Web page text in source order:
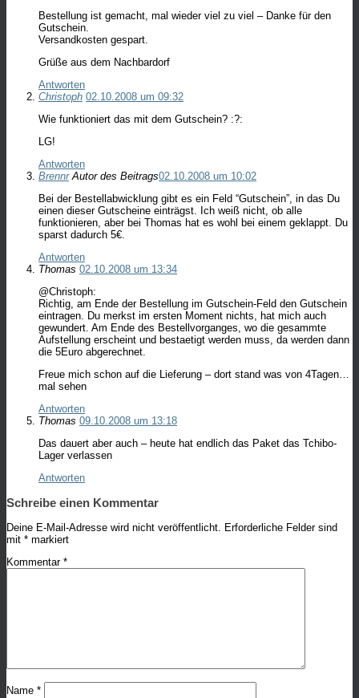
Bestellung ist gemacht, mal wieder viel zu viel – Danke für den
Gutschein.
Versandkosten gespart.
Grüße aus dem Nachbardorf
Antworten
Christoph 02.10.2008 um 09:32
Wie funktioniert das mit dem Gutschein? :?:
LG!
Antworten
Brennr Autor des Beitrags02.10.2008 um 10:02
Bei der Bestellabwicklung gibt es ein Feld “Gutschein”, in das Du
einen dieser Gutscheine einträgst. Ich weiß nicht, ob alle
funktionieren, aber bei Thomas hat es wohl bei einem geklappt. Du
sparst dadurch 5€.
Antworten
Thomas 02.10.2008 um 13:34
@Christoph:
Richtig, am Ende der Bestellung im Gutschein-Feld den Gutschein
eintragen. Du merkst im ersten Moment nichts, hat mich auch
gewundert. Am Ende des Bestellvorganges, wo die gesammte
Aufstellung erscheint und bestaetigt werden muss, da werden dann
die 5Euro abgerechnet.
Freue mich schon auf die Lieferung – dort stand was von 4Tagen…
mal sehen
Antworten
Thomas 09.10.2008 um 13:18
Das dauert aber auch – heute hat endlich das Paket das Tchibo-
Lager verlassen
Antworten
Schreibe einen Kommentar
Deine E-Mail-Adresse wird nicht veröffentlicht. Erforderliche Felder sind
mit * markiert
Kommentar *
Name *